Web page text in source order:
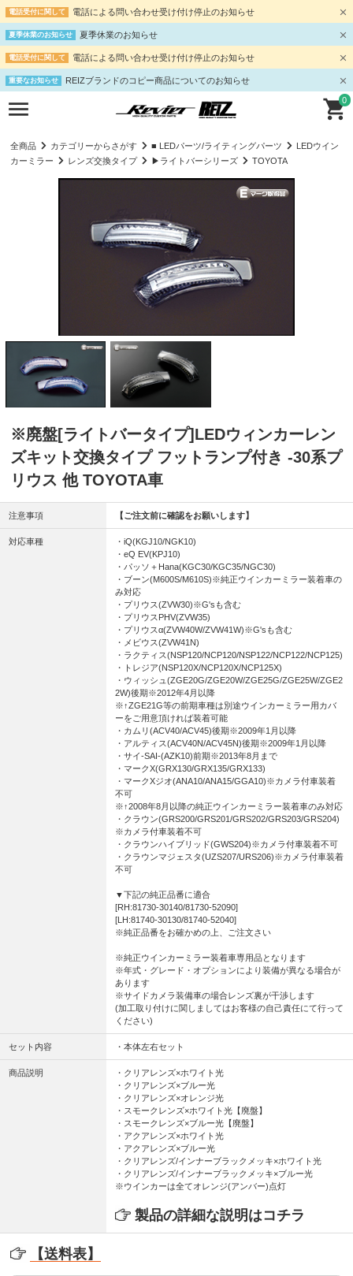
電話受付に関して 電話による問い合わせ受け付け停止のお知らせ
夏季休業のお知らせ 夏季休業のお知らせ
電話受付に関して 電話による問い合わせ受け付け停止のお知らせ
重要なお知らせ REIZブランドのコピー商品についてのお知らせ
0
全商品 カテゴリーからさがす ■ LEDパーツ/ライティングパーツ
LEDウイン
カーミラー
レンズ交換タイプ ▶ライトバーシリーズ TOYOTA
※廃盤[ライトバータイプ]LEDウィンカーレン
ズキット交換タイプ フットランプ付き -30系プ
リウス 他 TOYOTA車
注意事項 【ご注文前に確認をお願いします】
対応車種
・iQ(KGJ10/NGK10)
・eQ EV(KPJ10)
・パッソ＋Hana(KGC30/KGC35/NGC30)
・ブーン(M600S/M610S)※純正ウインカーミラー装着車の
み対応
・プリウス(ZVW30)※G'sも含む
・プリウスPHV(ZVW35)
・プリウスα(ZVW40W/ZVW41W)※G'sも含む
・メビウス(ZVW41N)
・ラクティス(NSP120/NCP120/NSP122/NCP122/NCP125)
・トレジア(NSP120X/NCP120X/NCP125X)
・ウィッシュ(ZGE20G/ZGE20W/ZGE25G/ZGE25W/ZGE2
2W)後期※2012年4月以降
※↑ZGE21G等の前期車種は別途ウインカーミラー用カバ
ーをご用意頂ければ装着可能
・カムリ(ACV40/ACV45)後期※2009年1月以降
・アルティス(ACV40N/ACV45N)後期※2009年1月以降
・サイ-SAI-(AZK10)前期※2013年8月まで
・マークX(GRX130/GRX135/GRX133)
・マークXジオ(ANA10/ANA15/GGA10)※カメラ付車装着
不可
※↑2008年8月以降の純正ウインカーミラー装着車のみ対応
・クラウン(GRS200/GRS201/GRS202/GRS203/GRS204)
※カメラ付車装着不可
・クラウンハイブリッド(GWS204)※カメラ付車装着不可
・クラウンマジェスタ(UZS207/URS206)※カメラ付車装着
不可
▼下記の純正品番に適合
[RH:81730-30140/81730-52090]
[LH:81740-30130/81740-52040]
※純正品番をお確かめの上、ご注文さい
※純正ウインカーミラー装着車専用品となります
※年式・グレード・オプションにより装備が異なる場合が
あります
※サイドカメラ装備車の場合レンズ裏が干渉します
(加工取り付けに関しましてはお客様の自己責任にて行って
ください)
セット内容 ・本体左右セット
商品説明
・クリアレンズ×ホワイト光
・クリアレンズ×ブルー光
・クリアレンズ×オレンジ光
・スモークレンズ×ホワイト光【廃盤】
・スモークレンズ×ブルー光【廃盤】
・アクアレンズ×ホワイト光
・アクアレンズ×ブルー光
・クリアレンズ/インナーブラックメッキ×ホワイト光
・クリアレンズ/インナーブラックメッキ×ブルー光
※ウインカーは全てオレンジ(アンバー)点灯
製品の詳細な説明はコチラ
【送料表】